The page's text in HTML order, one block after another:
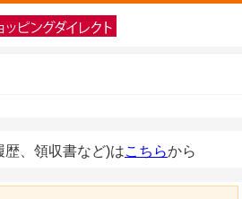
歴、領収書など)はこちらから